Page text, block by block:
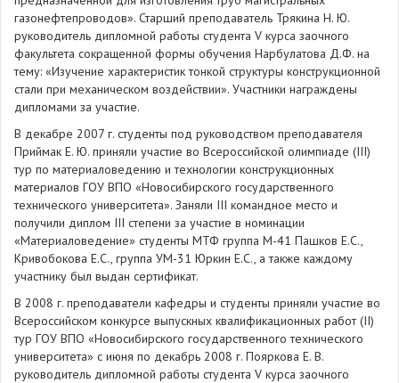
газонефтепроводов». Старший преподаватель Трякина Н. Ю.
руководитель дипломной работы студента V курса заочного
факультета сокращенной формы обучения Нарбулатова Д.Ф. на
тему: «Изучение характеристик тонкой структуры конструкционной
стали при механическом воздействии». Участники награждены
дипломами за участие.
В декабре 2007 г. студенты под руководством преподавателя
Приймак Е. Ю. приняли участие во Всероссийской олимпиаде (III)
тур по материаловедению и технологии конструкционных
материалов ГОУ ВПО «Новосибирского государственного
технического университета». Заняли III командное место и
получили диплом III степени за участие в номинации
«Материаловедение» студенты МТФ группа М-41 Пашков Е.С.,
Кривобокова Е.С., группа УМ-31 Юркин Е.С., а также каждому
участнику был выдан сертификат.
В 2008 г. преподаватели кафедры и студенты приняли участие во
Всероссийском конкурсе выпускных квалификационных работ (II)
тур ГОУ ВПО «Новосибирского государственного технического
университета» с июня по декабрь 2008 г. Пояркова Е. В.
руководитель дипломной работы студента V курса заочного